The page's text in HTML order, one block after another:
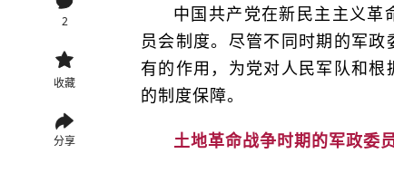
2
收藏
分享
中国共产党在新民主主义革
员会制度。尽管不同时期的军
有的作用，为党对人民军队和
的制度保障。
土地革命战争时期的军政委